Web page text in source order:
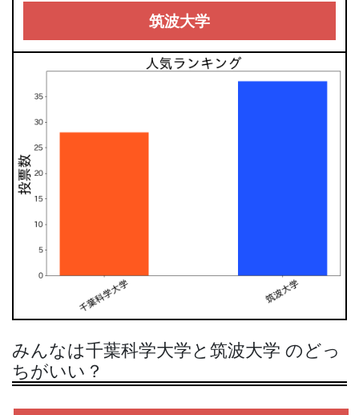
筑波大学
みんなは千葉科学大学と筑波大学 のどっ
ちがいい？